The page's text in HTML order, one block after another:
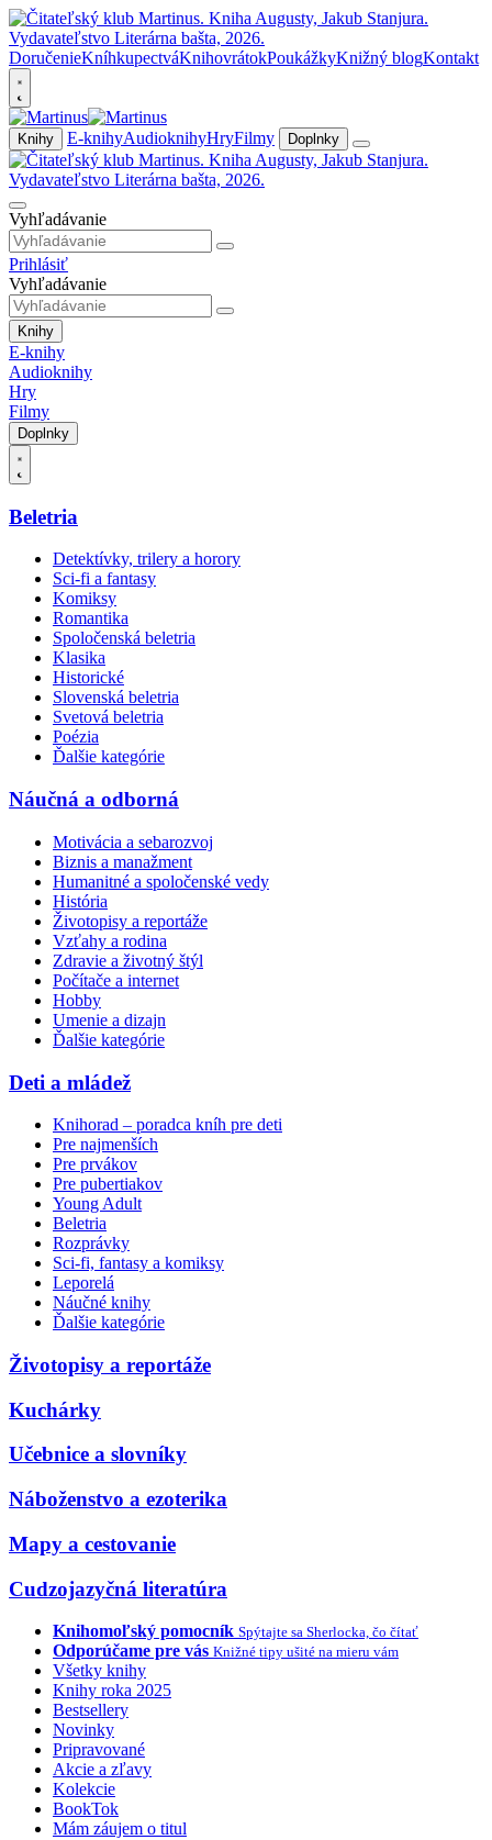
DoručenieKníhkupectváKnihovrátokPoukážkyKnižný blogKontakt
Knihy E-knihyAudioknihyHryFilmy Doplnky
Vyhľadávanie
Prihlásiť
Vyhľadávanie
Knihy
E-knihy
Audioknihy
Hry
Filmy
Doplnky
Beletria
Detektívky, trilery a horory
Sci-fi a fantasy
Komiksy
Romantika
Spoločenská beletria
Klasika
Historické
Slovenská beletria
Svetová beletria
Poézia
Ďalšie kategórie
Náučná a odborná
Motivácia a sebarozvoj
Biznis a manažment
Humanitné a spoločenské vedy
História
Životopisy a reportáže
Vzťahy a rodina
Zdravie a životný štýl
Počítače a internet
Hobby
Umenie a dizajn
Ďalšie kategórie
Deti a mládež
Knihorad – poradca kníh pre deti
Pre najmenších
Pre prvákov
Pre pubertiakov
Young Adult
Beletria
Rozprávky
Sci-fi, fantasy a komiksy
Leporelá
Náučné knihy
Ďalšie kategórie
Životopisy a reportáže
Kuchárky
Učebnice a slovníky
Náboženstvo a ezoterika
Mapy a cestovanie
Cudzojazyčná literatúra
Knihomoľský pomocník Spýtajte sa Sherlocka, čo čítať
Odporúčame pre vás Knižné tipy ušité na mieru vám
Všetky knihy
Knihy roka 2025
Bestsellery
Novinky
Pripravované
Akcie a zľavy
Kolekcie
BookTok
Mám záujem o titul